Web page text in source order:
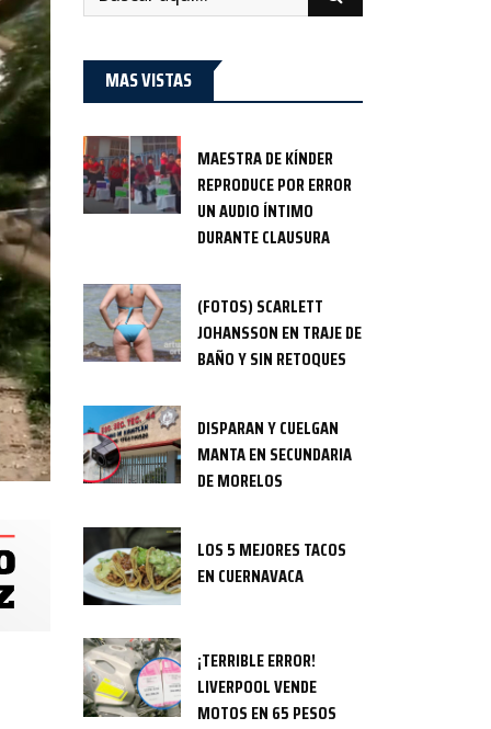
MAS VISTAS
MAESTRA DE KÍNDER
REPRODUCE POR ERROR
UN AUDIO ÍNTIMO
DURANTE CLAUSURA
(FOTOS) SCARLETT
JOHANSSON EN TRAJE DE
BAÑO Y SIN RETOQUES
DISPARAN Y CUELGAN
MANTA EN SECUNDARIA
DE MORELOS
LOS 5 MEJORES TACOS
EN CUERNAVACA
¡TERRIBLE ERROR!
LIVERPOOL VENDE
MOTOS EN 65 PESOS